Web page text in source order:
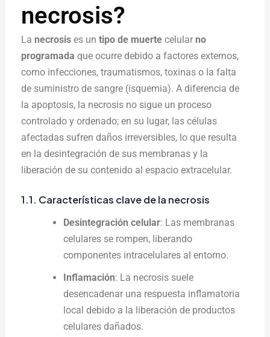
necrosis?
La necrosises untipo de muerte celular no
programada que ocurre debido a factores externos,
como infecciones, traumatismos, toxinas o la falta
de suministro de sangre (isquemia). A diferencia de
la apoptosis, la necrosis no sigue un proceso
controlado y ordenado; en su lugar, las células
afectadas sufren daños irreversibles, lo que resulta
en la desintegración de sus membranas y la
liberación de su contenido al espacio extracelular.
1.1. Características clave de la necrosis
Desintegración celular: Las membranas
celulares se rompen, liberando
componentes intracelulares al entorno.
Inflamación: La necrosis suele
desencadenar una respuesta inflamatoria
local debido a la liberación de productos
celulares dañados.